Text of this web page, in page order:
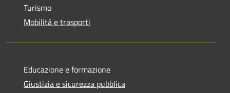
Turismo
Mobilità e trasporti
Educazione e formazione
Giustizia e sicurezza pubblica